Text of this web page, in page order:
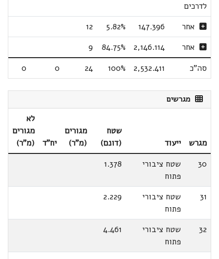
לדרכים
אחר 147.396
5.82%
12
אחר
2,146.114
84.75%
9
סה"כ
2,532.411
100%
24
0
0
מגרשים
מגרש ייעוד
שטח
(דונם)
מגורים
(מ"ר)
יח"ד
לא
מגורים
(מ"ר)
30
שטח ציבורי
פתוח
1.378
31
שטח ציבורי
פתוח
2.229
32
שטח ציבורי
פתוח
4.461